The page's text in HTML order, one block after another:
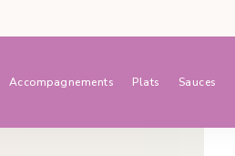
Accompagnements Plats Sauces